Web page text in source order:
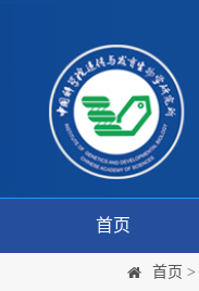
首页
首页 >